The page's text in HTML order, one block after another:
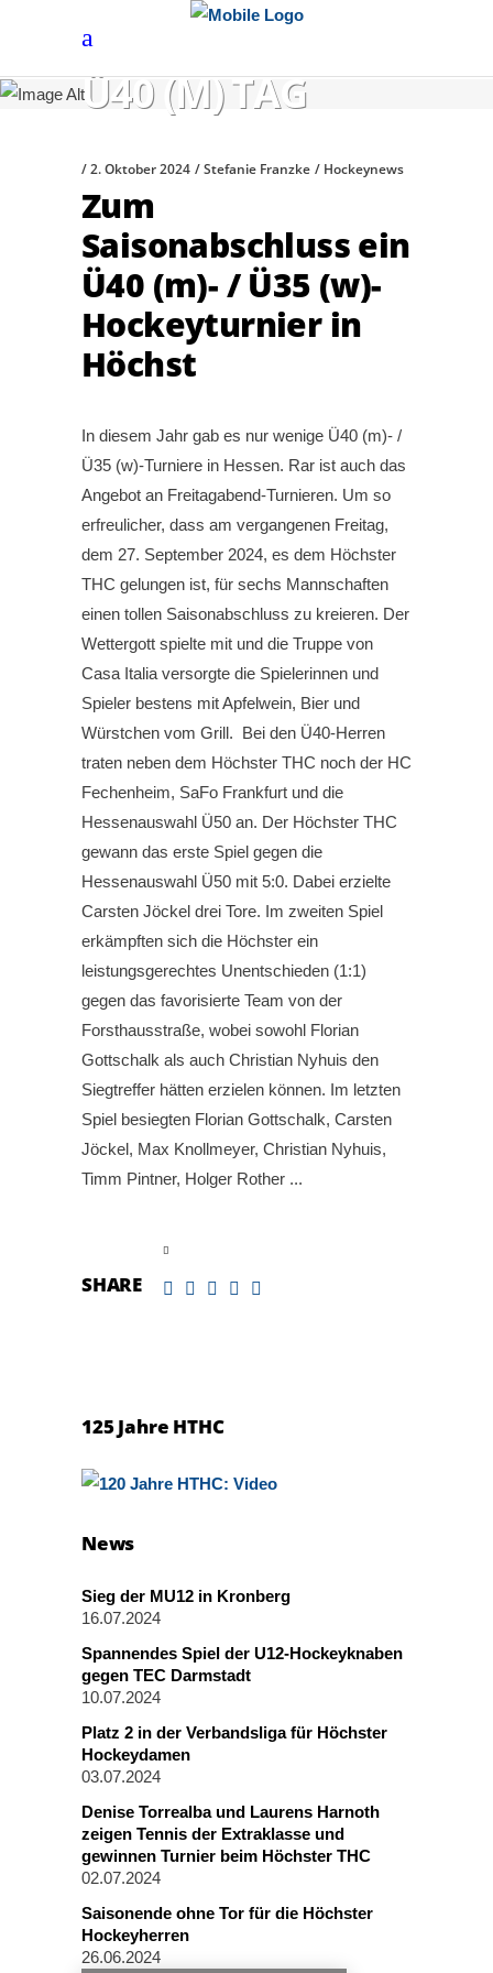
Ü40 (M) TAG
2. Oktober 2024 Stefanie Franzke Hockeynews
Zum
Saisonabschluss ein
Ü40 (m)- / Ü35 (w)-
Hockeyturnier in
Höchst
In diesem Jahr gab es nur wenige Ü40 (m)- /
Ü35 (w)-Turniere in Hessen. Rar ist auch das
Angebot an Freitagabend-Turnieren. Um so
erfreulicher, dass am vergangenen Freitag,
dem 27. September 2024, es dem Höchster
THC gelungen ist, für sechs Mannschaften
einen tollen Saisonabschluss zu kreieren. Der
Wettergott spielte mit und die Truppe von
Casa Italia versorgte die Spielerinnen und
Spieler bestens mit Apfelwein, Bier und
Würstchen vom Grill. Bei den Ü40-Herren
traten neben dem Höchster THC noch der HC
Fechenheim, SaFo Frankfurt und die
Hessenauswahl Ü50 an. Der Höchster THC
gewann das erste Spiel gegen die
Hessenauswahl Ü50 mit 5:0. Dabei erzielte
Carsten Jöckel drei Tore. Im zweiten Spiel
erkämpften sich die Höchster ein
leistungsgerechtes Unentschieden (1:1)
gegen das favorisierte Team von der
Forsthausstraße, wobei sowohl Florian
Gottschalk als auch Christian Nyhuis den
Siegtreffer hätten erzielen können. Im letzten
Spiel besiegten Florian Gottschalk, Carsten
Jöckel, Max Knollmeyer, Christian Nyhuis,
Timm Pintner, Holger Rother
SHARE
125 Jahre HTHC
News
Sieg der MU12 in Kronberg
16.07.2024
Spannendes Spiel der U12-Hockeyknaben
gegen TEC Darmstadt
10.07.2024
Platz 2 in der Verbandsliga für Höchster
Hockeydamen
03.07.2024
Denise Torrealba und Laurens Harnoth
zeigen Tennis der Extraklasse und
gewinnen Turnier beim Höchster THC
02.07.2024
Saisonende ohne Tor für die Höchster
Hockeyherren
26.06.2024